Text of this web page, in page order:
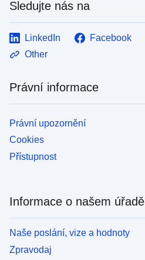
Sledujte nás na
LinkedIn Facebook
Other
Právní informace
Právní upozornění
Cookies
Přístupnost
Informace o našem úřadě
Naše poslání, vize a hodnoty
Zpravodaj